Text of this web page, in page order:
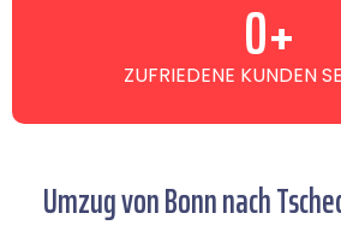
ZUFRIEDENE KUNDEN
0+
Umzug von Bonn nach